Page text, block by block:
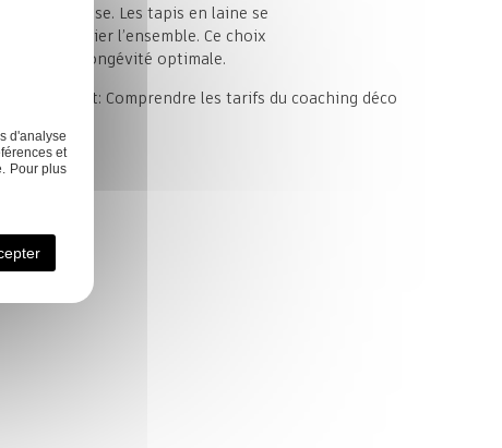
harmonieuse. Les tapis en laine se
peaufinier l’ensemble. Ce choix
pour une longévité optimale.
Next: Comprendre les tarifs du coaching déco
Mes réalisations
d'analyse
et
Pour plus